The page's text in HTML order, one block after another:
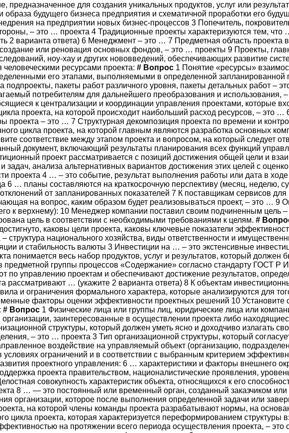
для создания уникальных продуктов, услуг или
образа будущего бизнеса предприятия и схематичной проработки его
на предприятии новых бизнес-процессов 3 Попечитель,
– это … проекта 4 Традиционные проекты характеризуются тем,
2 варианта ответа) 6 Менеджмент – это … 7 Предметная область проекта
или реновация основных фондов, – это … проекты 9 Проекты,
ноу-хау и других нововведений, обеспечивающих развитие
человеческими ресурсами проекта: # Вопрос1 Понятие «ресурсы»
его этапами, выполняемыми в определенной запланированной
подпроекты, пакеты работ различного уровня, пакеты детальных работ –
потребителям для дальнейшего преобразования и
к централизации и координации управления проектами, которые
проекта, на которой происходит наибольший расход ресурсов, – это
проекта – это … 7 Структурная декомпозиция проекта по времени и
цикла проекта, на которой главным являются разработка основных
соответствие между этапом проекта и вопросом, на который следует
документ, включающий результаты планирования всех функций
проект рассматривается с позиций достижения общей цели и
задач, анализа альтернативных вариантов достижения этих целей с
проекта 4 … – это событие, результат выполнения работы или дата в
6 … планы составляются на краткосрочную перспективу (месяц, неделю,
от запланированных показателей 7 К поставщикам сервисов
на вопрос, каким образом будет реализовываться проект, – это … 9
к верхнему): 10 Менеджер компании поставил своим подчиненным цель
цель в соответствии с необходимыми требованиями к целям. #
каковы цели проекта, каковы ключевые показатели
структура национального хозяйства, виды ответственности и
и стабильность валюты 3 Инвестиции на … – это экстенсивные
понимается весь набор продуктов, услуг и результатов, который должен
предметной группы процессов «Содержание» согласно стандарту ГОСТ
по управлению проектам и обеспечивают достижение результатов,
рассматривают … (укажите 2 варианта ответа) 8 К объектам
и ограничения формального характера, которые анализируются для
факторы оценки эффективности проектных решений 10
# Вопрос1 Физические лица или группы лиц, юридические лица или
заинтересованные в осуществлении проекта либо
структуры, который должен уметь ясно и доходчиво излагать
– это … проекта 3 Тип организационной структуры, который
воздействие на управляемый объект (организацию,
условиях ограничений и в соответствии с выбранным критерием
проектного управления: 6 … характеристики и факторы внешнего
проекта правительством, националистические проявления,
совокупность характеристик объекта, относящихся к его
8 … — это постоянный или временный орган, созданный заказчиком
организации, которое после выполнения определенной задачи или
на которой члены команды проекта разрабатывают нормы, на
цикла проекта, которая характеризуется переформированием
на протяжении всего периода осуществления проекта, –